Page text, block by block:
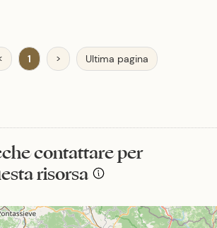
1 > Ultima pagina
contattare per
risorsa